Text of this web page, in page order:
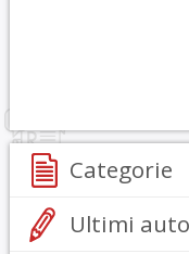
Categorie
Ultimi